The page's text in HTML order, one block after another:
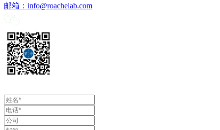
邮箱： info@roachelab.com‍